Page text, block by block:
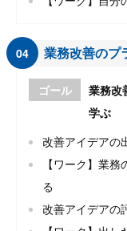
04 業務改善のプ
ゴール
業務改
学ぶ
改善アイデアの
【ワーク】業
る
改善アイデアの